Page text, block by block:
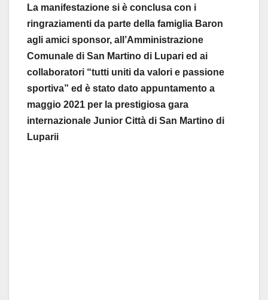
La manifestazione si è conclusa con i
ringraziamenti da parte della famiglia Baron
agli amici sponsor, all’Amministrazione
Comunale di San Martino di Lupari ed ai
collaboratori “tutti uniti da valori e passione
sportiva” ed è stato dato appuntamento a
maggio 2021 per la prestigiosa gara
internazionale Junior Città di San Martino di
Luparii